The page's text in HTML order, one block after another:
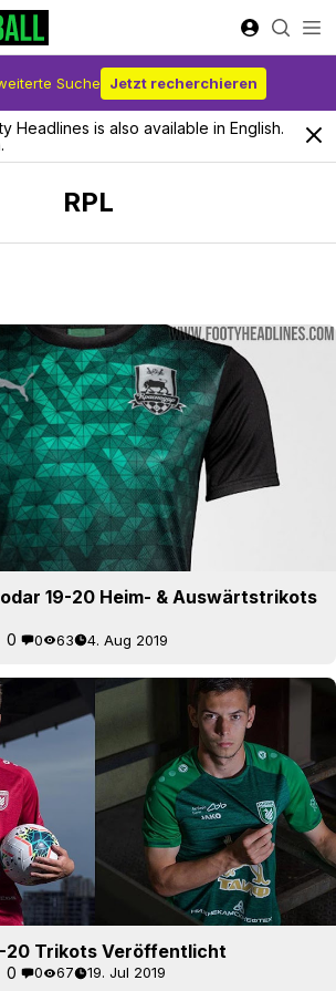
Suche Jetzt recherchieren
Headlines is also available in English.
RPL
19-20 Heim- & Auswärtstrikots
0 0 63 4. Aug 2019
20 Trikots Veröffentlicht
0 0 67 19. Jul 2019